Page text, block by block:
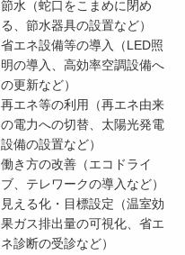
節水（蛇口をこまめに閉め
る、節水器具の設置など）
省エネ設備等の導入（LED照
明の導入、高効率空調設備へ
の更新など）
再エネ等の利用（再エネ由来
の電力への切替、太陽光発電
設備の設置など）
働き方の改善（エコドライ
ブ、テレワークの導入など）
見える化・目標設定（温室効
果ガス排出量の可視化、省エ
ネ診断の受診など）